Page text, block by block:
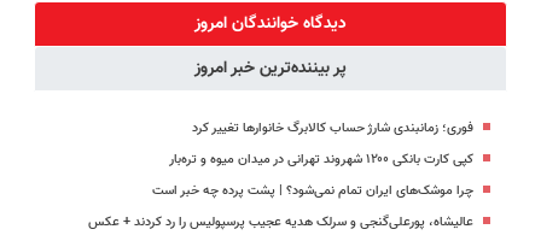
ساخت!!!
«فرم پر کن»
دیدگاه خوانندگان امروز
پر بیننده‌ترین خبر امروز
فوری؛ زمانبندی‌ شارژ حساب کالابرگ خانوارها تغییر کرد
کپی کارت بانکی ۱۲۰۰ شهروند تهرانی در میدان میوه و تره‌بار
چرا موشک‌های ایران تمام نمی‌شود؟ | پشت پرده چه خبر است
عالیشاه، پورعلی‌گنجی و سرلک هدیه عجیب پرسپولیس را رد کردند + عکس